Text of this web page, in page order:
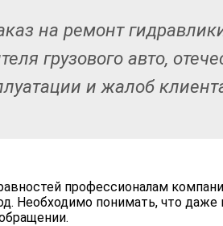
на ремонт
грузового авто,
и жалоб
профессионалам
Необходимо понимать, что